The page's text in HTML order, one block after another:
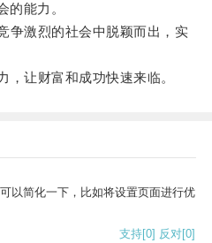
的能力。
激烈的社会中脱颖而出，实
让财富和成功快速来临。
以简化一下，比如将设置页面进行优
支持[0] 反对[0]